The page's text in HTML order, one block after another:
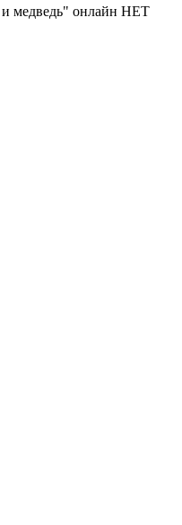
медведь" онлайн НЕТ